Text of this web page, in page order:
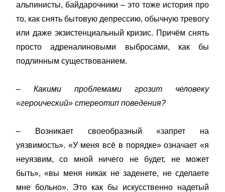
альпинисты, байдарочники – это тоже история про
то, как снять бытовую депрессию, обычную тревогу
или даже экзистенциальный кризис. Причём снять
просто адреналиновыми выбросами, как бы
подлинным существованием.
– Какими проблемами грозит человеку
«героический» стереотип поведения?
– Возникает своеобразный «запрет на
уязвимость». «У меня всё в порядке» означает «я
неуязвим, со мной ничего не будет, не может
быть», «вы меня никак не заденете, не сделаете
мне больно». Это как бы искусственно надетый